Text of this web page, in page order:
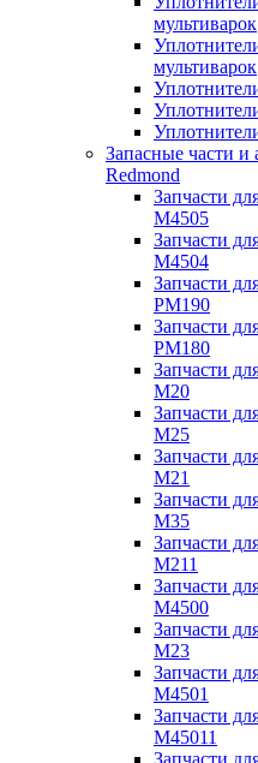
мультиварок
мультиварок
Запасные части и
Redmond
Запчасти
M4505
Запчасти
M4504
Запчасти
PM190
Запчасти
PM180
Запчасти
M20
Запчасти
M25
Запчасти
M21
Запчасти
M35
Запчасти
M211
Запчасти
M4500
Запчасти
M23
Запчасти
M4501
Запчасти
M45011
Запчасти